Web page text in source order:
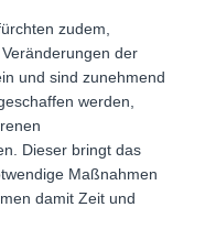
zudem,
der
und sind zunehmend
werden,
Dieser bringt das
Maßnahmen
damit Zeit und